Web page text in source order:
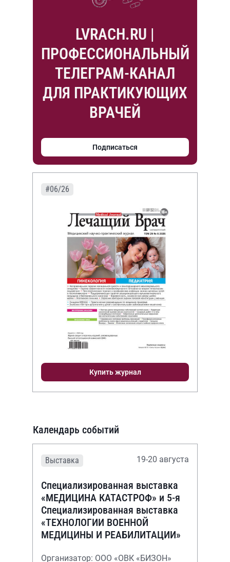
LVRACH.RU |
ПРОФЕССИОНАЛЬНЫЙ
ТЕЛЕГРАМ-КАНАЛ
ДЛЯ ПРАКТИКУЮЩИХ
ВРАЧЕЙ
Подписаться
#06/26
Купить журнал
Календарь событий
Выставка 19-20 августа
Специализированная выставка
«МЕДИЦИНА КАТАСТРОФ» и 5-я
Специализированная выставка
«ТЕХНОЛОГИИ ВОЕННОЙ
МЕДИЦИНЫ И РЕАБИЛИТАЦИИ»
Организатор: ООО «ОВК «БИЗОН»